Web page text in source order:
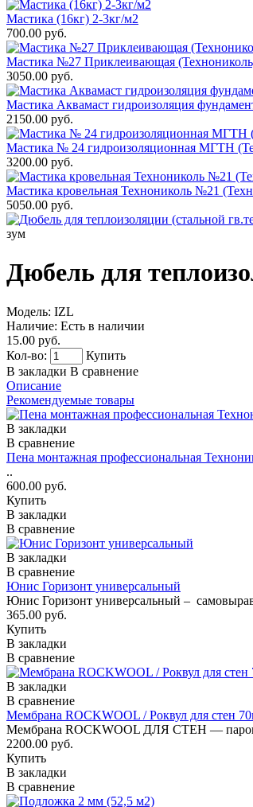
Мастика (16кг) 2-3кг/м2
700.00 руб.
Мастика №27 Приклеивающая
3050.00 руб.
Мастика Аквамаст гидроизоляция
2150.00 руб.
Мастика № 24 гидроизоляционная МГТН
3200.00 руб.
Мастика кровельная Технониколь №21
5050.00 руб.
зум
Дюбель для
Модель: IZL
Наличие: Есть в наличии
15.00 руб.
Кол-во:
Купить
В закладки В сравнение
Описание
Рекомендуемые товары
В закладки
В сравнение
Пена монтажная профессиональная
..
600.00 руб.
Купить
В закладки
В сравнение
В закладки
В сравнение
Юнис Горизонт универсальный
Юнис Горизонт универсальный –
365.00 руб.
Купить
В закладки
В сравнение
В закладки
В сравнение
Мембрана ROCKWOOL / Роквул для стен
Мембрана ROCKWOOL ДЛЯ СТЕН —
2200.00 руб.
Купить
В закладки
В сравнение